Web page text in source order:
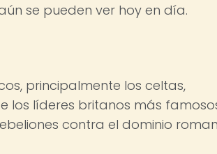
se pueden ver hoy en día.
principalmente los celtas,
los líderes britanos más
contra el dominio